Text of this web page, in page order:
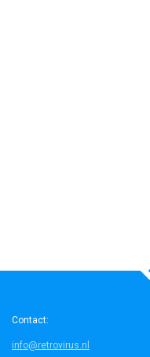
Contact:
info@retrovirus.nl